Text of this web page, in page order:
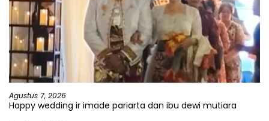
Agustus 7, 2026
Happy wedding ir imade pariarta dan ibu dewi mutiara